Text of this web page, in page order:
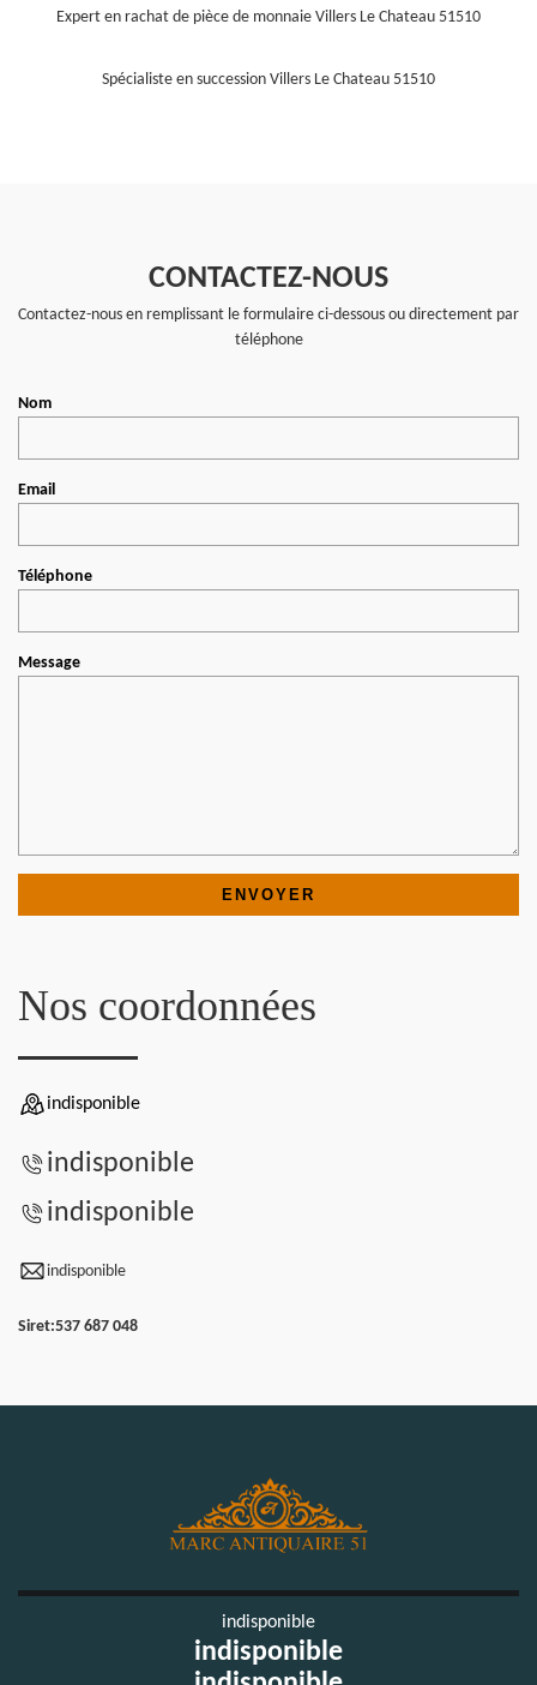
Expert en rachat de pièce de monnaie Villers Le Chateau 51510
Spécialiste en succession Villers Le Chateau 51510
CONTACTEZ-NOUS
Contactez-nous en remplissant le formulaire ci-dessous ou directement par
téléphone
Nom
Email
Téléphone
Message
Nos coordonnées
indisponible
indisponible
indisponible
indisponible
Siret:537 687 048
indisponible
indisponible